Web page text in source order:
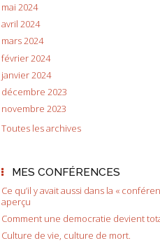
mai 2024
avril 2024
mars 2024
février 2024
janvier 2024
décembre 2023
novembre 2023
Toutes les archives
MES CONFÉRENCES
Ce qu’il y avait aussi dans la «
aperçu
Comment une democratie devient
Culture de vie, culture de mort.